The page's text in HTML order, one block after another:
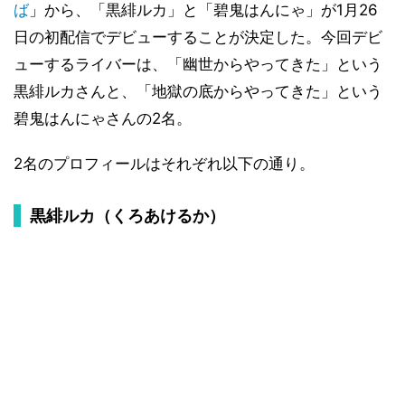
ば」から、「黒緋ルカ」と「碧鬼はんにゃ」が1月26
日の初配信でデビューすることが決定した。今回デビ
ューするライバーは、「幽世からやってきた」という
黒緋ルカさんと、「地獄の底からやってきた」という
碧鬼はんにゃさんの2名。
2名のプロフィールはそれぞれ以下の通り。
黒緋ルカ（くろあけるか）